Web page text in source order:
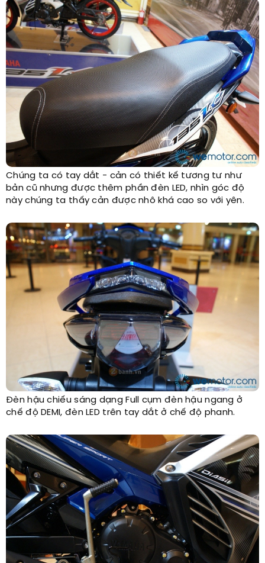
Chúng ta có tay dắt - cản có thiết kế tương tư như
bản cũ nhưng được thêm phần đèn LED, nhìn góc độ
này chúng ta thấy cản được nhô khá cao so với yên.
Đèn hậu chiếu sáng dạng Full cụm đèn hậu ngang ở
chế độ DEMI, đèn LED trên tay dắt ở chế độ phanh.